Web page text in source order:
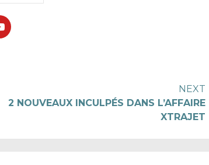
NEXT
2 NOUVEAUX INCULPÉS DANS L’AFFAIRE
XTRAJET